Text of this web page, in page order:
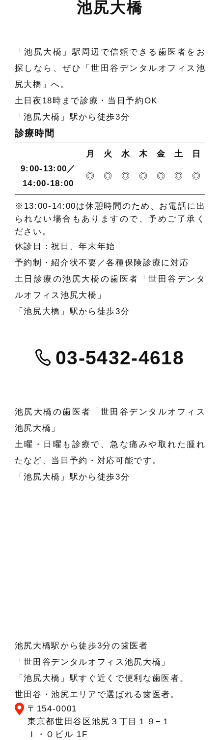
池尻大橋
「池尻大橋」駅周辺で信頼できる歯医者をお
探しなら、ぜひ「世田谷デンタルオフィス池
尻大橋」へ。
土日夜18時まで診療・当日予約OK
「池尻大橋」駅から徒歩3分
診療時間
月 火 水 木 金 土
日
9:00-13:00／
14:00-18:00
◎ ◎ ◎ ◎ ◎ ◎ ◎
※13:00-14:00は休憩時間のため、お電話に出
られない場合もありますので、予めご了承く
ださい。
休診日：祝日、年末年始
予約制・紹介状不要／各種保険診療に対応
土日診療の池尻大橋の歯医者「世田谷デンタ
ルオフィス池尻大橋」
「池尻大橋」駅から徒歩3分
03-5432-4618
池尻大橋の歯医者「世田谷デンタルオフィス
池尻大橋」
土曜・日曜も診療で、急な痛みや取れた腫れ
たなど、当日予約・対応可能です。
「池尻大橋」駅から徒歩3分
池尻大橋駅から徒歩3分の歯医者
「世田谷デンタルオフィス池尻大橋」
「池尻大橋」駅すぐ近くで便利な歯医者。
世田谷・池尻エリアで選ばれる歯医者。
〒154-0001
東京都世田谷区池尻３丁目１９−１
Ｉ・Ｏビル 1F